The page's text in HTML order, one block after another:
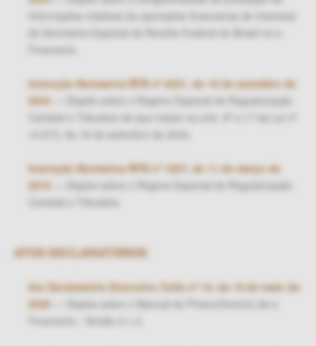
informações relativas às operações financeiras de interesse
da Secretaria Especial da Receita Federal do Brasil na e-
Financeira.
Instrução Normativa RFB nº 2221, de 19 de setembro de
2024 — Dispõe sobre o Regime Especial de Regularização
Cambial e Tributária de que tratam os arts. 9º a 17 da Lei nº
14.973, de 16 de setembro de 2024.
Instrução Normativa RFB nº 1627, de 11 de março de
2016 — Dispõe sobre o Regime Especial de Regularização
Cambial e Tributária.
ATOS DECLARATÓRIOS
Ato Declaratório Executivo Cofis nº 10, de 19 de maio de
2026 — Dispõe sobre o Manual de Preenchimento da e-
Financeira - Versão 2.1.2.